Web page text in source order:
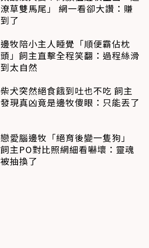
潦草雙馬尾」 網一看卻大讚：賺
到了
邊牧陪小主人睡覺「順便霸佔枕
頭」飼主直擊全程笑翻：過程絲滑
到太自然
柴犬突然絕食餓到吐也不吃 飼主
發現真凶竟是邊牧傻眼：只能丟了
戀愛腦邊牧「絕育後變一隻狗」
飼主PO對比照網細看嚇壞：靈魂
被抽換了